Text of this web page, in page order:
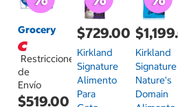
Grocery
Restricciones
de
Envío
$519.00
$729.00
Kirkland
Signature
Alimento
Para
Kirkland
Signature
Nature's
Domain